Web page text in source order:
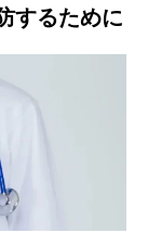
するために